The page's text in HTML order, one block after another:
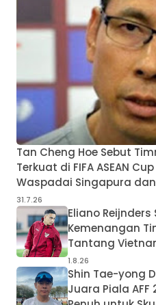
Tan Cheng Hoe Sebut
Terkuat di FIFA ASEAN
Waspadai Singapura
31.7.26
Eliano
Kemenangan
Tantang
1.8.26
Shin Tae-yong
Juara Piala AFF